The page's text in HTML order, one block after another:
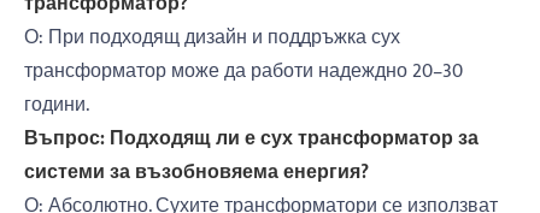
О: При подходящ дизайн и поддръжка сух
трансформатор може да работи надеждно 20–30
години.
Въпрос: Подходящ ли е сух трансформатор за
системи за възобновяема енергия?
О: Абсолютно. Сухите трансформатори се използват